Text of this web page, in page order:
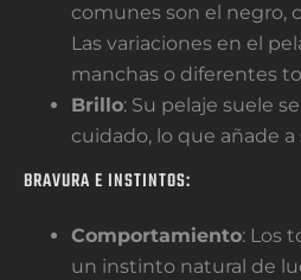
comunes son el negro,
Las variaciones en el
manchas o diferentes
Brillo: Su pelaje suele
cuidado, lo que añade
BRAVURA E INSTINTOS:
Comportamiento: Los
un instinto natural de